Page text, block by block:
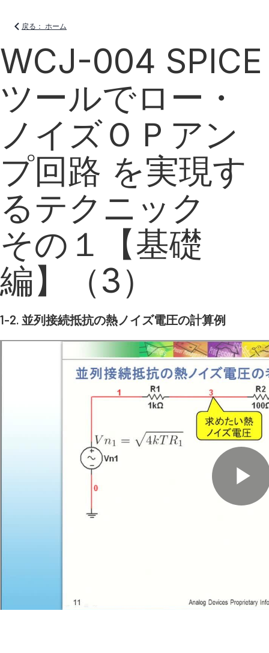
戻る： ホーム
WCJ-004 SPICE
ツールでロー・
ノイズＯＰアン
プ回路 を実現す
るテクニック
その１【基礎
編】（3）
1-2. 並列接続抵抗の熱ノイズ電圧の計算例